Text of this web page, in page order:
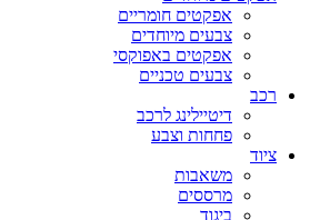
אפקטים חומריים
צבעים מיוחדים
אפקטים באפוקסי
צבעים טכניים
רכב
דיטיילינג לרכב
פחחות וצבע
ציוד
משאבות
מרססים
ביגוד